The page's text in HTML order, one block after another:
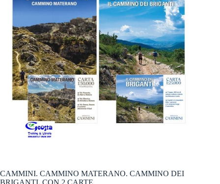
CAMMINI. CAMMINO MATERANO. CAMMINO DEI
BRIGANTI. CON 2 CARTE